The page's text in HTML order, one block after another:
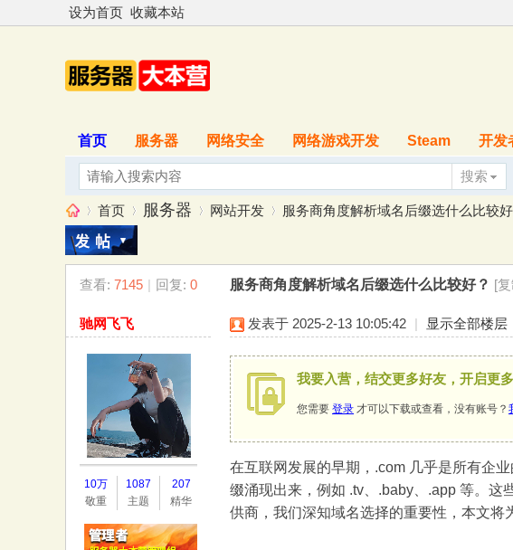
设为首页 收藏本站
首页 服务器 网络安全 网络游戏开发 Steam 开发
搜索
»
首页
›
服务器
›
网站开发
›
服务商角度解析域名后缀选什么比较
查看: 7145 | 回复: 0 服务商角度解析域名后缀选什么比较好？ [
驰网飞飞
10万
敬重
1087
主题
207
精华
发表于 2025-2-13 10:05:42 | 显示全部楼层
我要入营，结交更多好友，开启更
您需要 登录 才可以下载或查看，没有账号？
在互联网发展的早期，.com 几乎是所有企
缀涌现出来，例如 .tv、.baby、.app 等。
供商，我们深知域名选择的重要性，本文将